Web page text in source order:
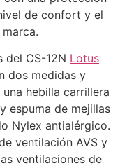
de confort y el
del CS-12N Lotus
dos medidas y
hebilla carrillera
espuma de mejillas
Nylex antialérgico.
ventilación AVS y
ventilaciones de